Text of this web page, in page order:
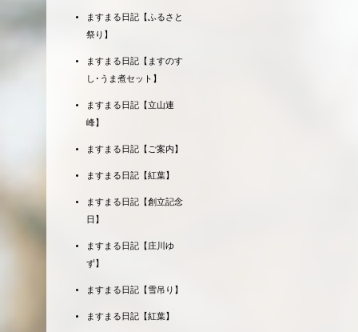
ますまる日記【ふるさと
祭り】
ますまる日記【ますのす
し･うま煮セット】
ますまる日記【立山連
峰】
ますまる日記【ご案内】
ますまる日記【紅葉】
ますまる日記【創立記念
日】
ますまる日記【庄川ゆ
ず】
ますまる日記【雪吊り】
ますまる日記【紅葉】